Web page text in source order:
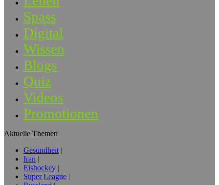
Spass
Digital
Wissen
Blogs
Quiz
Videos
Promotionen
Aktuelle Themen
Gesundheit
Iran
Eishockey
Super League